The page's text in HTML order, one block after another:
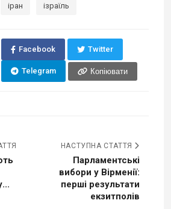
іран ізраїль
Facebook Twitter
Telegram Копіювати
НАСТУПНА СТАТТЯ
Парламентські
вибори у Вірменії:
перші результати
екзитполів